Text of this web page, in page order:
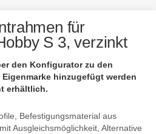
für
S 3, verzinkt
Befestigungsmaterial aus
Ausgleichsmöglichkeit, Alternative
den Konfigurator zu den
hinzugefügt werden
erhältlich.